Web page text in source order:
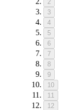
2
3
4
5
6
7
8
9
10
11
12